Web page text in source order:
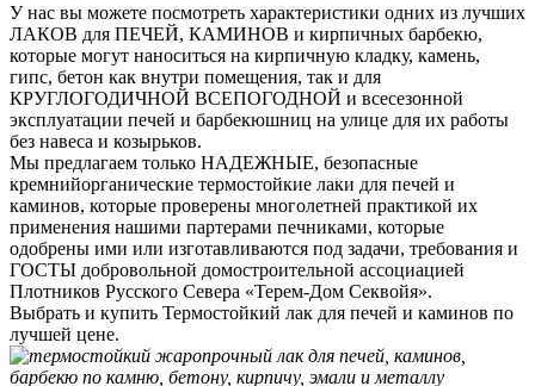
У нас вы можете посмотреть характеристики одних из лучших
ЛАКОВ для ПЕЧЕЙ, КАМИНОВ и кирпичных барбекю,
которые могут наноситься на кирпичную кладку, камень,
гипс, бетон как внутри помещения, так и для
КРУГЛОГОДИЧНОЙ ВСЕПОГОДНОЙ и всесезонной
эксплуатации печей и барбекюшниц на улице для их работы
без навеса и козырьков.
Мы предлагаем только НАДЕЖНЫЕ, безопасные
кремнийорганические термостойкие лаки для печей и
каминов, которые проверены многолетней практикой их
применения нашими партерами печниками, которые
одобрены ими или изготавливаются под задачи, требования и
ГОСТЫ добровольной домостроительной ассоциацией
Плотников Русского Севера «Терем-Дом Секвойя».
Выбрать и купить Термостойкий лак для печей и каминов по
лучшей цене.